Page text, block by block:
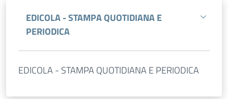
EDICOLA - STAMPA QUOTIDIANA E
PERIODICA
EDICOLA - STAMPA QUOTIDIANA E PERIODICA